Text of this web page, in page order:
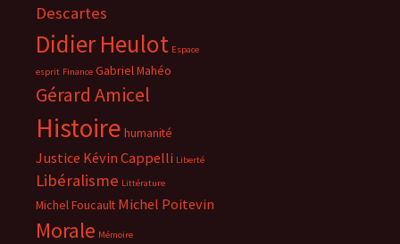
Descartes
Didier Heulot Espace
esprit Finance Gabriel Mahéo
Gérard Amicel
Histoire humanité
Justice Kévin Cappelli Liberté
Libéralisme Littérature
Michel Foucault Michel Poitevin
Morale Mémoire